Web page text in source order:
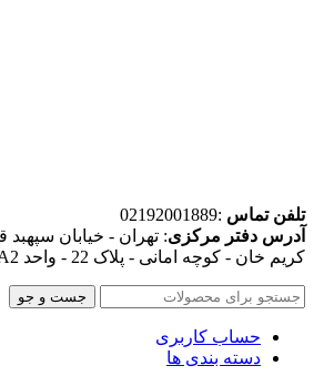
تلفن تماس :02192001889
آدرس دفتر مرکزی: تهران - خیابان سپهبد
کریم خان - کوچه امانی - پلاک 22 - واحد A2
جست و جو
حساب کاربری
دسته بندی ها